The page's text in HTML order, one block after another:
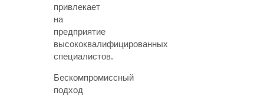
привлекает
на
предприятие
высококвалифицированных
специалистов.
Бескомпромиссный
подход